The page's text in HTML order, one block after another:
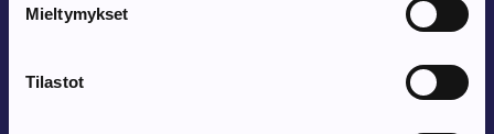
Mieltymykset
Tilastot
Bingo